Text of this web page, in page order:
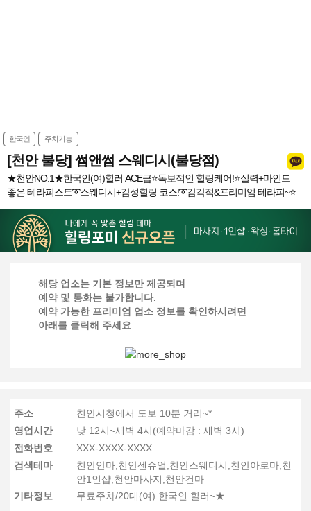
한국인 주차가능
[천안 불당] 썸앤썸 스웨디시(불당점)
★천안NO.1★한국인(여)힐러 ACE급⭐️독보적인 힐링케어!⭐️실력+마인드
좋은 테라피스트➰스웨디시+감성힐링 코스!➰감각적&프리미엄 테라피~⭐️
해당 업소는 기본 정보만 제공되며
예약 및 통화는 불가합니다.
예약 가능한 프리미엄 업소 정보를 확인하시려면
아래를 클릭해 주세요
주소
천안시청에서 도보 10분 거리~*
영업시간
낮 12시~새벽 4시(예약마감 : 새벽 3시)
전화번호
XXX-XXXX-XXXX
검색테마
천안안마,천안센슈얼,천안스웨디시,천안아로마,천
안1인샵,천안마사지,천안건마
기타정보
무료주차/20대(여) 한국인 힐러~★